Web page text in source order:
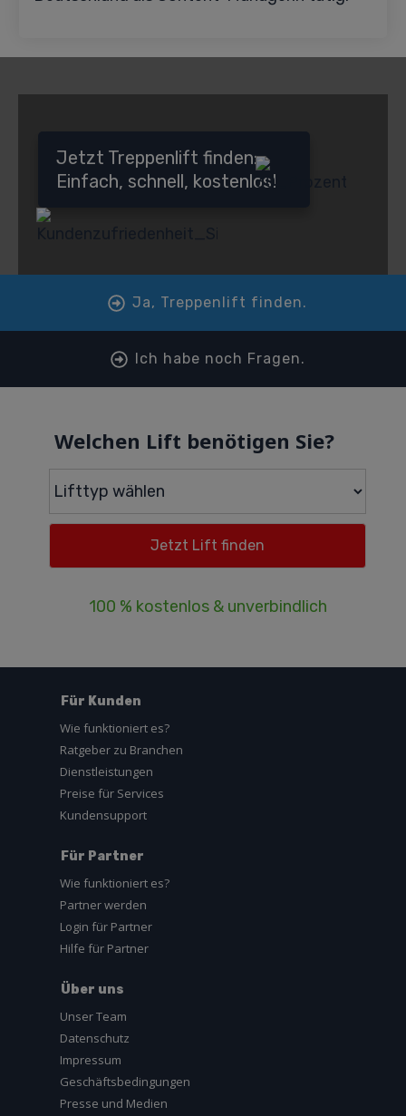
Jetzt Treppenlift finden:
Einfach, schnell, kostenlos!
Ja, Treppenlift finden.
Ich habe noch Fragen.
Welchen Lift benötigen Sie?
100 % kostenlos & unverbindlich
Für Kunden
Wie funktioniert es?
Ratgeber zu Branchen
Dienstleistungen
Preise für Services
Kundensupport
Für Partner
Wie funktioniert es?
Partner werden
Login für Partner
Hilfe für Partner
Über uns
Unser Team
Datenschutz
Impressum
Geschäftsbedingungen
Presse und Medien